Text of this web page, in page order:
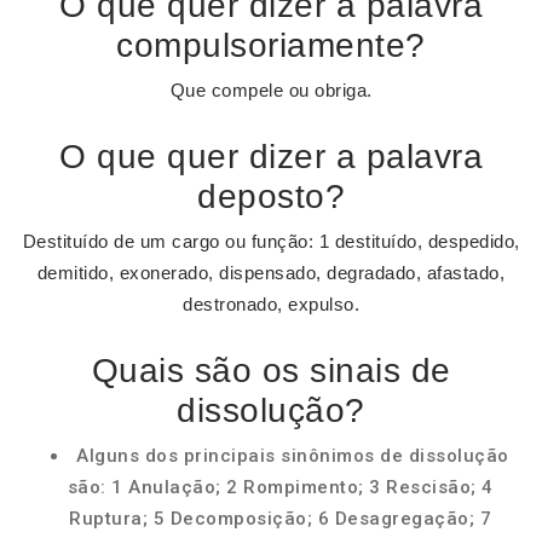
compulsoriamente?
Que compele ou obriga.
O que quer dizer a palavra
deposto?
Destituído de um cargo ou função: 1 destituído, despedido,
demitido, exonerado, dispensado, degradado, afastado,
destronado, expulso.
Quais são os sinais de
dissolução?
Alguns dos principais sinônimos de dissolução
são: 1 Anulação; 2 Rompimento; 3 Rescisão; 4
Ruptura; 5 Decomposição; 6 Desagregação; 7